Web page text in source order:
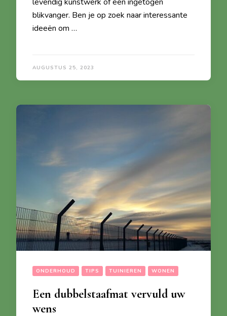
blikvanger. Ben je op zoek naar interessante
ideeën om …
AUGUSTUS 25, 2023
ONDERHOUD TIPS TUINIEREN WONEN
Een dubbelstaafmat vervuld uw
wens